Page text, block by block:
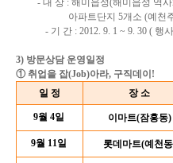
- 대 상 : 해미읍성(해미읍성 역사
아파트단지 5개소 (예천
- 기 간 : 2012. 9. 1 ~ 9. 30 ( 행
3) 방문상담 운영일정
① 취업을 잡(Job)아라, 구직데이!
일 정
장 소
9월 4일 이마트(잠홍동)
9월 11일 롯데마트(예천